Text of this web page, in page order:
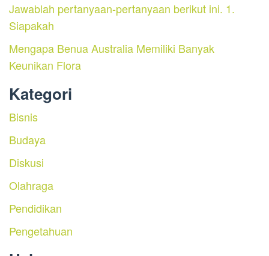
Jawablah pertanyaan-pertanyaan berikut ini. 1.
Siapakah
Mengapa Benua Australia Memiliki Banyak
Keunikan Flora
Kategori
Bisnis
Budaya
Diskusi
Olahraga
Pendidikan
Pengetahuan